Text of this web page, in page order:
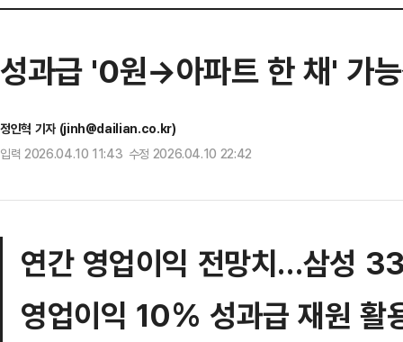
성과급 '0원→아파트 한 채' 가
정인혁 기자 (jinh@dailian.co.kr)
입력 2026.04.10 11:43 수정 2026.04.10 22:42
연간 영업이익 전망치…삼성
영업이익 10% 성과급 재원